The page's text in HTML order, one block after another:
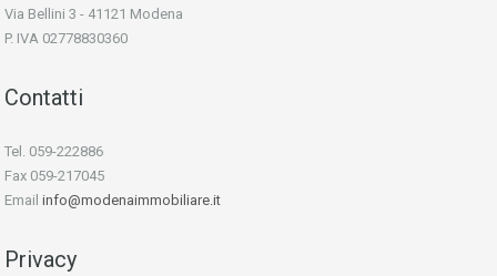
Via Bellini 3 - 41121 Modena
P. IVA 02778830360
Contatti
Tel. 059-222886
Fax 059-217045
Email info@modenaimmobiliare.it
Privacy